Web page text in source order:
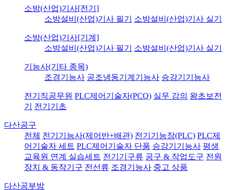
소방(산업)기사[전기]
소방설비(산업)기사 필기
소방설비(산업)기사 실기
소방(산업)기사[기계]
소방설비(산업)기사 필기
소방설비(산업)기사 실기
기능사(기타 종목)
조경기능사 공조냉동기계기능사 승강기기능사
전기직공무원 PLC제어기술자(PCQ) 실무 강의 왕초보전
기
전기기초
다산공구
전체 전기기능사(제어반+배관) 전기기능장(PLC) PLC제
어기술자 세트 PLC제어기술자 단품 승강기기능사 평생
교육원 연계 실습세트 전기기구류 공구 & 작업도구 전원
장치 & 동작기구 전선류 조경기능사 중고 상품
다산공부방